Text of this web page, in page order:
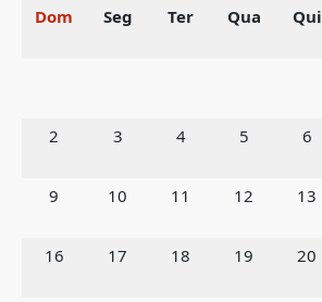
Dom Seg Ter Qua Qui
2 3 4 5 6
9 10 11 12 13
16 17 18 19 20